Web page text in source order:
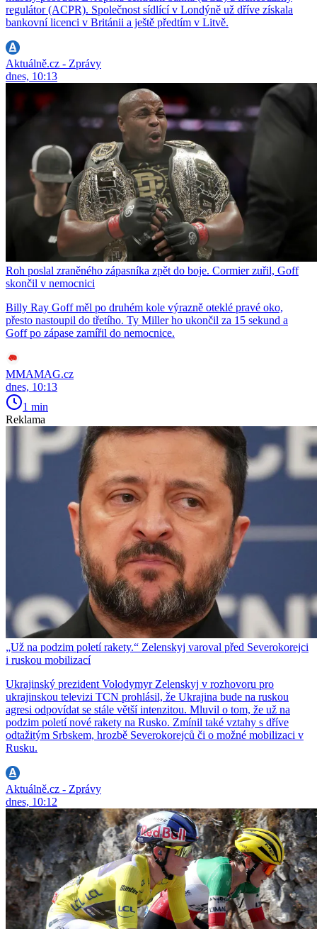
regulátor (ACPR). Společnost sídlící v Londýně už dříve získala
bankovní licenci v Británii a ještě předtím v Litvě.
Aktuálně.cz - Zprávy
dnes, 10:13
Roh poslal zraněného zápasníka zpět do boje. Cormier zuřil, Goff
skončil v nemocnici
Billy Ray Goff měl po druhém kole výrazně oteklé pravé oko,
přesto nastoupil do třetího. Ty Miller ho ukončil za 15 sekund a
Goff po zápase zamířil do nemocnice.
MMAMAG.cz
dnes, 10:13
1 min
Reklama
„Už na podzim poletí rakety.“ Zelenskyj varoval před Severokorejci
i ruskou mobilizací
Ukrajinský prezident Volodymyr Zelenskyj v rozhovoru pro
ukrajinskou televizi TCN prohlásil, že Ukrajina bude na ruskou
agresi odpovídat se stále větší intenzitou. Mluvil o tom, že už na
podzim poletí nové rakety na Rusko. Zmínil také vztahy s dříve
odtažitým Srbskem, hrozbě Severokorejců či o možné mobilizaci v
Rusku.
Aktuálně.cz - Zprávy
dnes, 10:12